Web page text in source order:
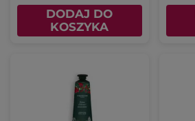
DODAJ DO
KOSZYKA